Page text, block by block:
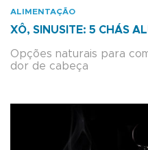
ALIMENTAÇÃO
XÔ, SINUSITE: 5 CHÁS
Opções naturais para
dor de cabeça